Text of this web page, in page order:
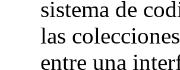
sistema de
las
entre una